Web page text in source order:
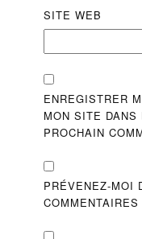
SITE WEB
ENREGISTRER
MON SITE DANS
PROCHAIN
PRÉVENEZ-MOI